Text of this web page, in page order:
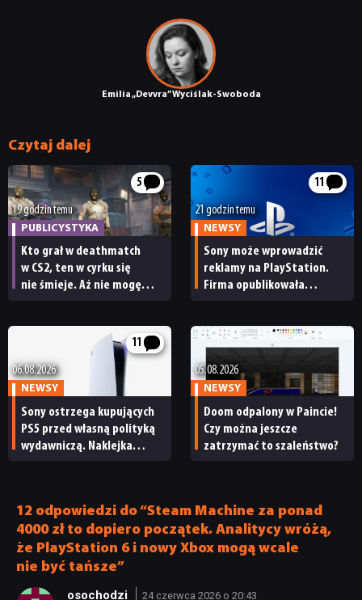
NEWSY
PUBLICYSTYKA
Emilia „Devvra” Wyciślak-Swoboda
Czytaj dalej
5
19 godzin temu
PUBLICYSTYKA
Kto grał w deathmatch
w CS2, ten w cyrku się
nie śmieje. Aż nie mogę
11
21 godzin temu
NEWSY
Sony może wprowadzić
reklamy na PlayStation.
Firma opublikowała
11
06.08.2026
NEWSY
Sony ostrzega kupujących
PS5 przed własną polityką
wydawniczą. Naklejka
05.08.2026
NEWSY
Doom odpalony w Paincie!
Czy można jeszcze
zatrzymać to szaleństwo?
12 odpowiedzi do “Steam Machine za ponad
4000 zł to dopiero początek. Analitycy wróżą,
że PlayStation 6 i nowy Xbox mogą wcale
nie być tańsze”
osochodzi 24 czerwca 2026 o 20:43